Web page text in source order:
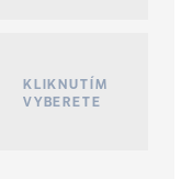
KLIKNUTÍM
VYBERETE